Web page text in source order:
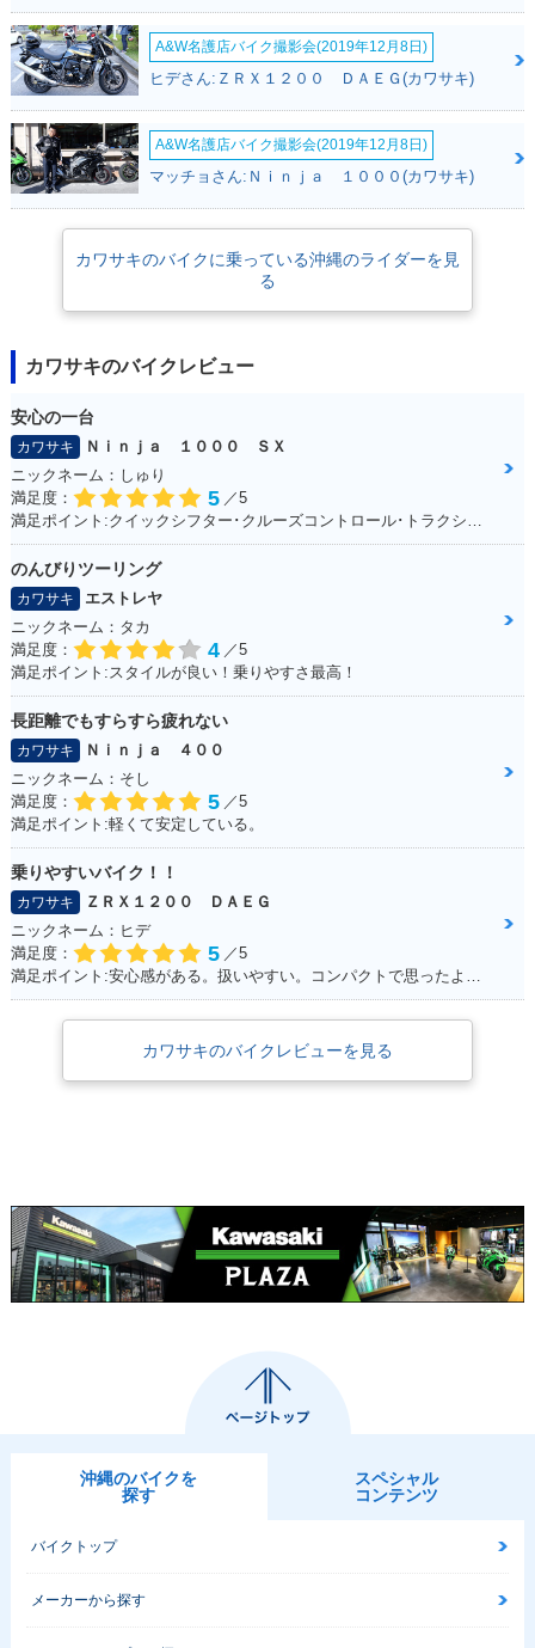
A&W名護店バイク撮影会(2019年12月8日)
ヒデさん:ＺＲＸ１２００ ＤＡＥＧ(カワサキ)
A&W名護店バイク撮影会(2019年12月8日)
マッチョさん:Ｎｉｎｊａ １０００(カワサキ)
カワサキのバイクに乗っている沖縄のライダーを見
る
カワサキのバイクレビュー
安心の一台
カワサキ
Ｎｉｎｊａ １０００ ＳＸ
ニックネーム：しゅり
満足度：
5 ／5
満足ポイント:クイックシフター･クルーズコントロール･トラクションコントロールに大満足！
のんびりツーリング
カワサキ
エストレヤ
ニックネーム：タカ
満足度：
4 ／5
満足ポイント:スタイルが良い！乗りやすさ最高！
長距離でもすらすら疲れない
カワサキ
Ｎｉｎｊａ ４００
ニックネーム：そし
満足度：
5 ／5
満足ポイント:軽くて安定している。
乗りやすいバイク！！
カワサキ
ＺＲＸ１２００ ＤＡＥＧ
ニックネーム：ヒデ
満足度：
5 ／5
満足ポイント:安心感がある。扱いやすい。コンパクトで思ったより操作しやすい
カワサキのバイクレビューを見る
沖縄のバイクを
探す
スペシャル
コンテンツ
バイクトップ
メーカーから探す